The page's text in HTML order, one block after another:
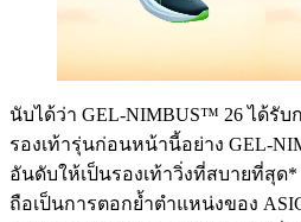
นับได้ว่า GEL-NIMBUS™ 26 ได้รั
รองเท้ารุ่นก่อนหน้านี้อย่าง GEL-
อันดับให้เป็นรองเท้าวิ่งที่สบายที่สุด
ถือเป็นการตอกย้ำตำแหน่งของ